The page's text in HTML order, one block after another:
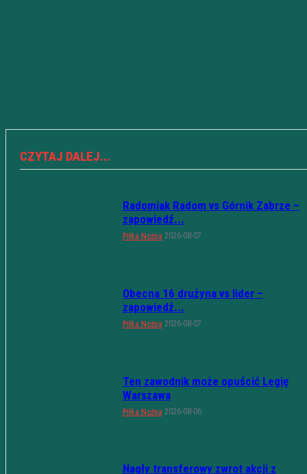
CZYTAJ DALEJ...
Radomiak Radom vs Górnik Zabrze –
zapowiedź...
Piłka Nożna 2026-08-07
Obecna 16 drużyna vs lider –
zapowiedź...
Piłka Nożna 2026-08-07
Ten zawodnik może opuścić Legię
Warszawa
Piłka Nożna 2026-08-06
Nagły transferowy zwrot akcji z